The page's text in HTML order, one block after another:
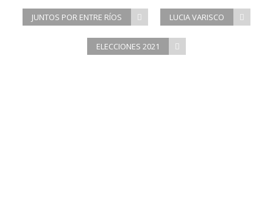
JUNTOS POR ENTRE RÍOS LUCIA VARISCO
ELECCIONES 2021